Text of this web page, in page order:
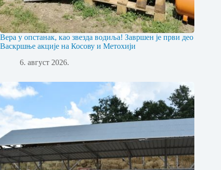
Вера у опстанак, као звезда водиља! Завршен је први део
Васкршње акције на Косову и Метохији
6. август 2026.